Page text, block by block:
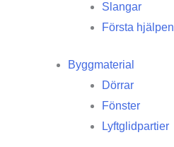
Slangar
Första hjälpen
Byggmaterial
Dörrar
Fönster
Lyftglidpartier